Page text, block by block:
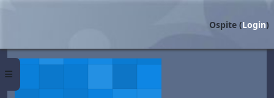
Pannello laterale
Ospite (Login)